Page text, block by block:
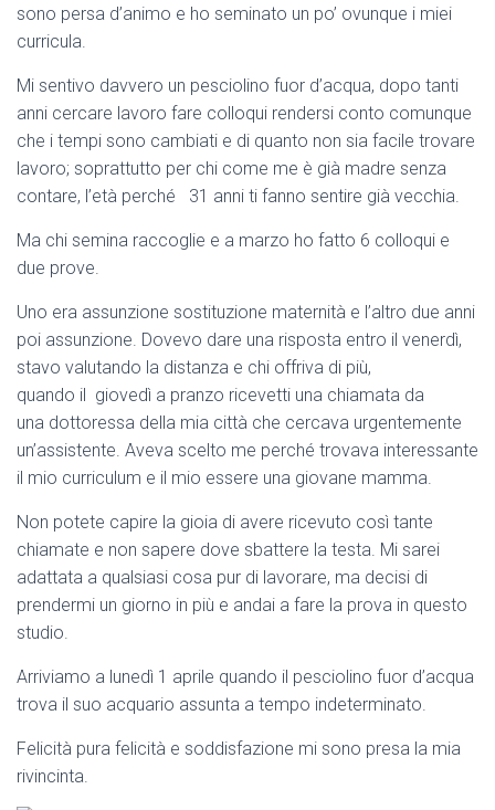
sono persa d’animo e ho seminato un po’ ovunque i miei
curricula.
Mi sentivo davvero un pesciolino fuor d’acqua, dopo tanti
anni cercare lavoro fare colloqui rendersi conto comunque
che i tempi sono cambiati e di quanto non sia facile trovare
lavoro; soprattutto per chi come me è già madre senza
contare, l’età perché 31 anni ti fanno sentire già vecchia.
Ma chi semina raccoglie e a marzo ho fatto 6 colloqui e
due prove.
Uno era assunzione sostituzione maternità e l’altro due anni
poi assunzione. Dovevo dare una risposta entro il venerdì,
stavo valutando la distanza e chi offriva di più,
quando il giovedì a pranzo ricevetti una chiamata da
una dottoressa della mia città che cercava urgentemente
un’assistente. Aveva scelto me perché trovava interessante
il mio curriculum e il mio essere una giovane mamma.
Non potete capire la gioia di avere ricevuto così tante
chiamate e non sapere dove sbattere la testa. Mi sarei
adattata a qualsiasi cosa pur di lavorare, ma decisi di
prendermi un giorno in più e andai a fare la prova in questo
studio.
Arriviamo a lunedì 1 aprile quando il pesciolino fuor d’acqua
trova il suo acquario assunta a tempo indeterminato.
Felicità pura felicità e soddisfazione mi sono presa la mia
rivincinta.